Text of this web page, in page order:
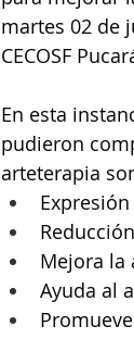
martes 02 de
CECOSF
En esta
pudieron
arteterapia
Mejora la
Ayuda al